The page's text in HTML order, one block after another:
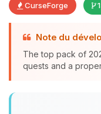
CurseForge
Note du
The top pack of
quests and a